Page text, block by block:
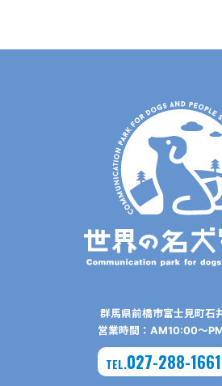
群⾺県前橋市富⼠⾒町⽯
営業時間：AM10:00〜
TEL.027-288-1661